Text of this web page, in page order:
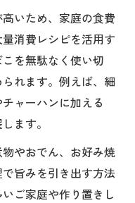
いため、家庭の食費
消費レシピを活用す
を無駄なく使い切
れます。例えば、細
ャーハンに加える
ます。
やおでん、お好み焼
旨みを引き出す方法
ご家庭や作り置きし